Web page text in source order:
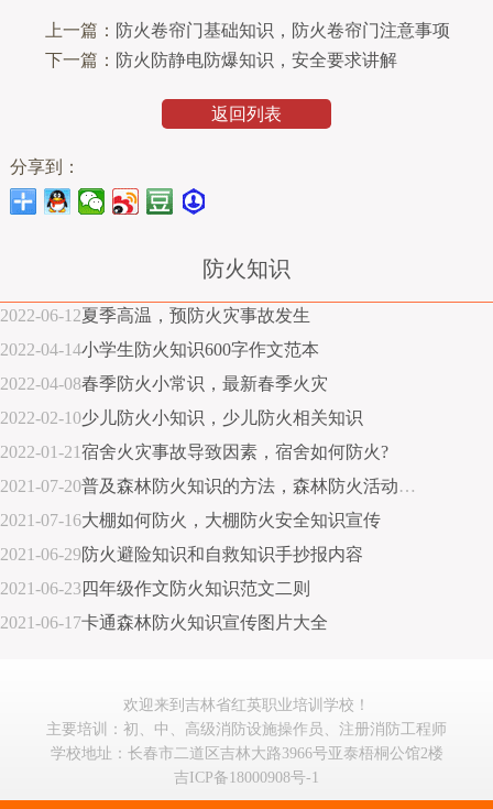
上一篇： 防火卷帘门基础知识，防火卷帘门注意事项
下一篇： 防火防静电防爆知识，安全要求讲解
返回列表
分享到：
防火知识
2022-06-12夏季高温，预防火灾事故发生
2022-04-14小学生防火知识600字作文范本
2022-04-08春季防火小常识，最新春季火灾
2022-02-10少儿防火小知识，少儿防火相关知识
2022-01-21宿舍火灾事故导致因素，宿舍如何防火?
2021-07-20普及森林防火知识的方法，森林防火活动建议心得体会
2021-07-16大棚如何防火，大棚防火安全知识宣传
2021-06-29防火避险知识和自救知识手抄报内容
2021-06-23 四年级作文防火知识范文二则
2021-06-17卡通森林防火知识宣传图片大全
欢迎来到吉林省红英职业培训学校！
主要培训：初、中、高级消防设施操作员、注册消防工程师
学校地址：长春市二道区吉林大路3966号亚泰梧桐公馆2楼
吉ICP备18000908号-1